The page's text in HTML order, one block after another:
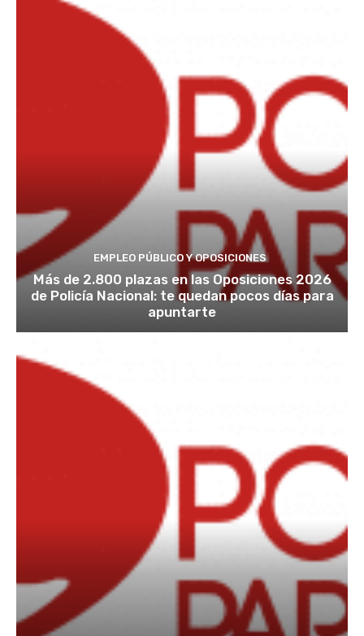
EMPLEO PÚBLICO Y OPOSICIONES
Más de 2.800 plazas en las Oposiciones 2026
de Policía Nacional: te quedan pocos días para
apuntarte